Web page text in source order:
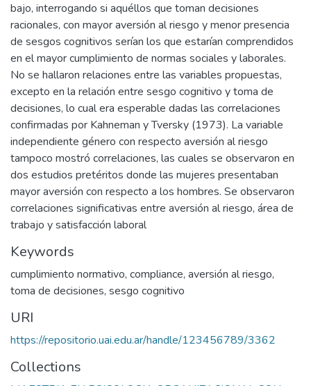
bajo, interrogando si aquéllos que toman decisiones
racionales, con mayor aversión al riesgo y menor presencia
de sesgos cognitivos serían los que estarían comprendidos
en el mayor cumplimiento de normas sociales y laborales.
No se hallaron relaciones entre las variables propuestas,
excepto en la relación entre sesgo cognitivo y toma de
decisiones, lo cual era esperable dadas las correlaciones
confirmadas por Kahneman y Tversky (1973). La variable
independiente género con respecto aversión al riesgo
tampoco mostró correlaciones, las cuales se observaron en
dos estudios pretéritos donde las mujeres presentaban
mayor aversión con respecto a los hombres. Se observaron
correlaciones significativas entre aversión al riesgo, área de
trabajo y satisfacción laboral
Keywords
cumplimiento normativo, compliance, aversión al riesgo,
toma de decisiones, sesgo cognitivo
URI
https://repositorio.uai.edu.ar/handle/123456789/3362
Collections